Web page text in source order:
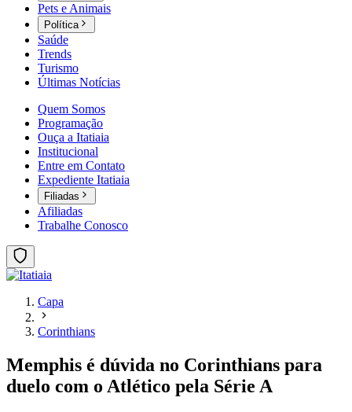
Pets e Animais
Política
Saúde
Trends
Turismo
Últimas Notícias
Quem Somos
Programação
Ouça a Itatiaia
Institucional
Entre em Contato
Expediente Itatiaia
Filiadas
Afiliadas
Trabalhe Conosco
Capa
Corinthians
Memphis é dúvida no Corinthians para
duelo com o Atlético pela Série A